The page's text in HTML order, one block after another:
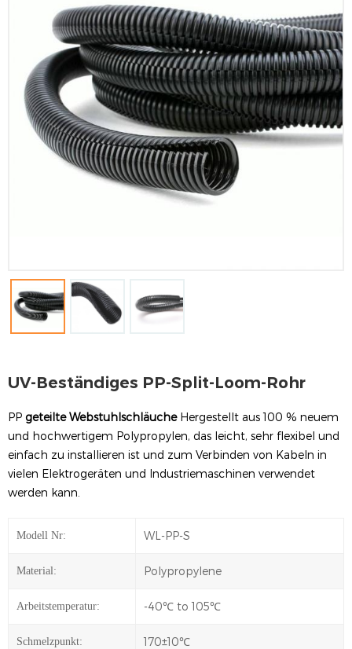
UV-Beständiges PP-Split-Loom-Rohr
PP geteilte Webstuhlschläuche Hergestellt aus 100 % neuem
und hochwertigem Polypropylen, das leicht, sehr flexibel und
einfach zu installieren ist und zum Verbinden von Kabeln in
vielen Elektrogeräten und Industriemaschinen verwendet
werden kann.
Modell Nr: WL-PP-S
Material: Polypropylene
Arbeitstemperatur: -40℃ to 105℃
Schmelzpunkt: 170±10℃